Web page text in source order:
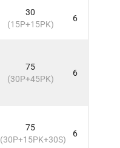
30
(15P+15PK)
6
75
(30P+45PK)
6
75
(30P+15PK+30S)
6